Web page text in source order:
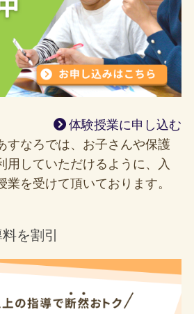
体験授業に申し込む
すなろでは、お子さんや保護
用していただけるように、入
を受けて頂いております。
を割引